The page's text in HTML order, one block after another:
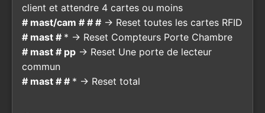
client et attendre 4 cartes ou moins
# mast/cam # # # → Reset toutes les cartes RFID
# mast # * → Reset Compteurs Porte Chambre
# mast # pp → Reset Une porte de lecteur
commun
# mast # # * → Reset total